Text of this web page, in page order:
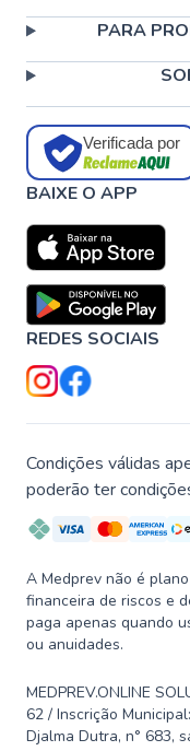
PARA
Verificada por
BAIXE O APP
REDES SOCIAIS
Condições válidas
poderão ter
A Medprev não é
financeira de riscos e
paga apenas quando
ou anuidades.
MEDPREV.ONLINE
62 / Inscrição
Djalma Dutra, n° 683,